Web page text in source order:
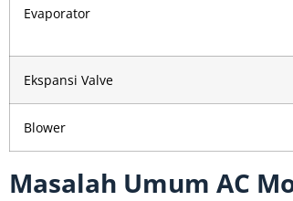
Evaporator
Ekspansi Valve
Blower
Masalah Umum AC